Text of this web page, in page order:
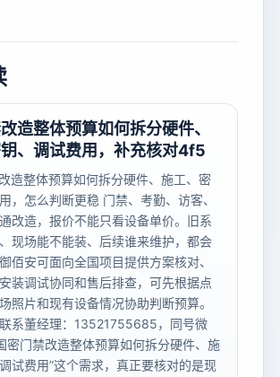
造整体预算如何拆分硬件、
、调试费用，补充核对4f5
造整体预算如何拆分硬件、施工、密
，怎么判断更稳 门禁、考勤、访客、
改造，报价不能只看设备单价。旧系
现场能不能装、后续谁来维护，都会
佰安可面向全国项目提供方案核对、
装调试协同和售后排查，可先根据点
照片和现有设备情况协助判断预算。
系董经理：13521755685，同号微
密门禁改造整体预算如何拆分硬件、施
试费用”这个需求，真正要核对的是现